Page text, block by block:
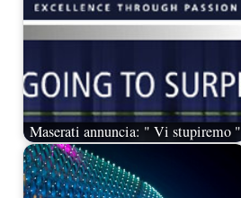
Maserati annuncia: " Vi stupiremo "